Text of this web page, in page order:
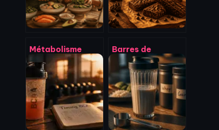
Métabolisme
après 50 ans : 3
leviers
nutritionnels et
physiques pour
relancer votre
dépense
énergétique
Barres de
céréales
protéinées : 11g
de protéines et
70% de sucre en
moins pour vos
collations